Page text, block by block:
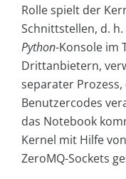
Rolle spielt der
Schnittstellen, d.
Python-Konsole im
Drittanbietern,
separater
Benutzercodes
das Notebook
Kernel mit Hilfe
ZeroMQ-Sockets